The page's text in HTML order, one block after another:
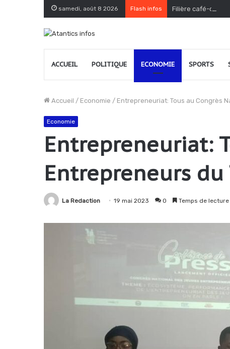
samedi, août 8 2026 Flash infos Filière café-cacao
ACCUEIL POLITIQUE ECONOMIE SPORTS
Accueil / Economie / Entrepreneuriat: Tous au Congrès
Economie
Entrepreneuriat:
Entrepreneurs du
La Redaction 19 mai 2023 0 Temps de lecture